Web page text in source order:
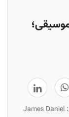
و موسیقی؛
جیمز دنیل می (به انگلیسی: James Daniel